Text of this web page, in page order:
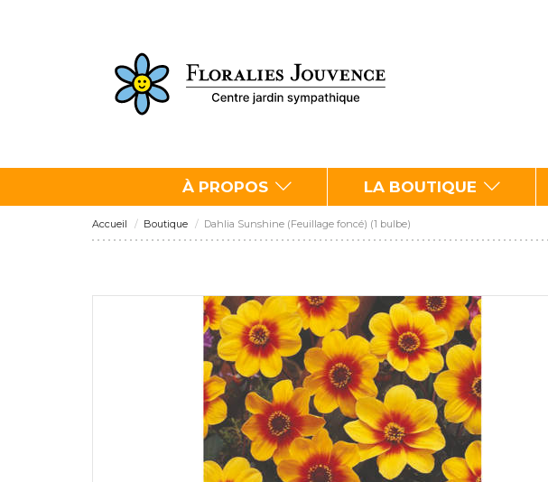
À PROPOS LA BOUTIQUE
Accueil Boutique Dahlia Sunshine (Feuillage foncé) (1 bulbe)